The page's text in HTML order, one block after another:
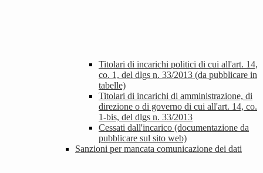
Titolari di incarichi politici di cui all'art. 14,
co. 1, del dlgs n. 33/2013 (da pubblicare in
tabelle)
Titolari di incarichi di amministrazione, di
direzione o di governo di cui all'art. 14, co.
1-bis, del dlgs n. 33/2013
Cessati dall'incarico (documentazione da
pubblicare sul sito web)
Sanzioni per mancata comunicazione dei dati